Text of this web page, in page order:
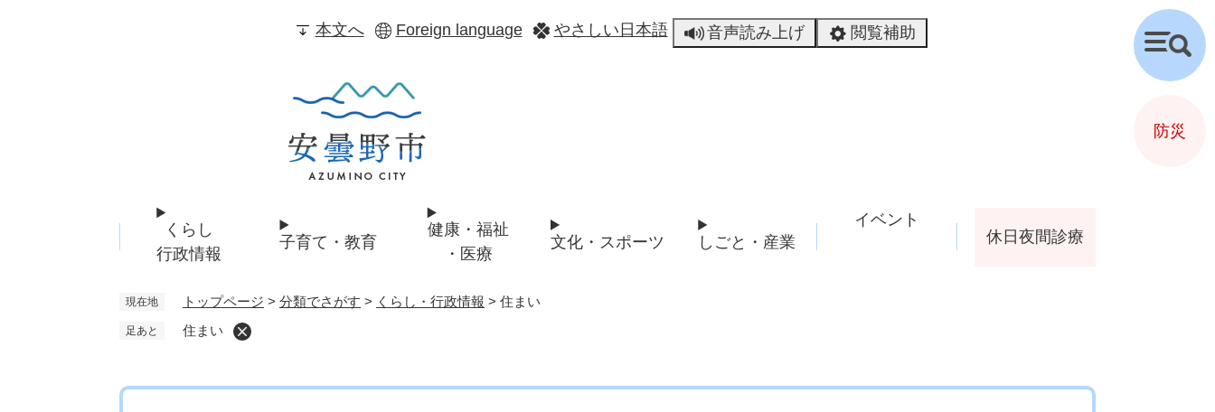
本文へ Foreign language やさしい日本語 音声読み上げ 閲覧補助
くらし
行政情報
子育て・教育
健康・福祉
・医療
文化・スポーツ しごと・産業
イベント
休日夜間診療
現在地 トップページ > 分類でさがす > くらし・行政情報 > 住まい
足あと 住まい
検
索
防災